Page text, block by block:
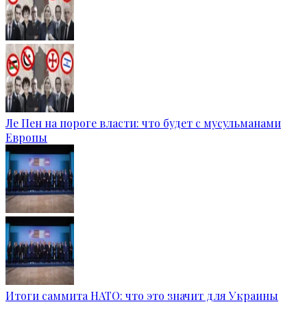
Ле Пен на пороге власти: что будет с мусульманами
Европы
Итоги саммита НАТО: что это значит для Украины